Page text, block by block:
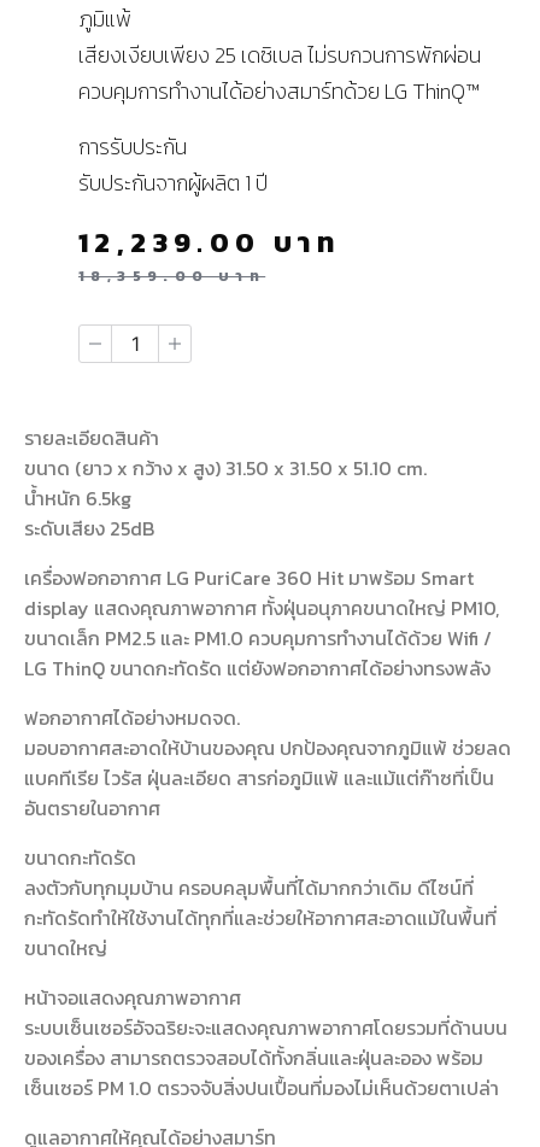
ภูมิแพ้
เสียงเงียบเพียง 25 เดซิเบล ไม่รบกวนการพักผ่อน
ควบคุมการทำงานได้อย่างสมาร์ทด้วย LG ThinQ™
การรับประกัน
รับประกันจากผู้ผลิต 1 ปี
18,359.00บาท
12,239.00 บาท
รายละเอียดสินค้า
ขนาด (ยาว x กว้าง x สูง) 31.50 x 31.50 x 51.10 cm.
น้ำหนัก 6.5kg
ระดับเสียง 25dB
เครื่องฟอกอากาศ LG PuriCare 360 Hit มาพร้อม Smart
display แสดงคุณภาพอากาศ ทั้งฝุ่นอนุภาคขนาดใหญ่ PM10,
ขนาดเล็ก PM2.5 และ PM1.0 ควบคุมการทำงานได้ด้วย Wifi /
LG ThinQ ขนาดกะทัดรัด แต่ยังฟอกอากาศได้อย่างทรงพลัง
ฟอกอากาศได้อย่างหมดจด.
มอบอากาศสะอาดให้บ้านของคุณ ปกป้องคุณจากภูมิแพ้ ช่วยลด
แบคทีเรีย ไวรัส ฝุ่นละเอียด สารก่อภูมิแพ้ และแม้แต่ก๊าซที่เป็น
อันตรายในอากาศ
ขนาดกะทัดรัด
ลงตัวกับทุกมุมบ้าน ครอบคลุมพื้นที่ได้มากกว่าเดิม ดีไซน์ที่
กะทัดรัดทำให้ใช้งานได้ทุกที่และช่วยให้อากาศสะอาดแม้ในพื้นที่
ขนาดใหญ่
หน้าจอแสดงคุณภาพอากาศ
ระบบเซ็นเซอร์อัจฉริยะจะแสดงคุณภาพอากาศโดยรวมที่ด้านบน
ของเครื่อง สามารถตรวจสอบได้ทั้งกลิ่นและฝุ่นละออง พร้อม
เซ็นเซอร์ PM 1.0 ตรวจจับสิ่งปนเปื้อนที่มองไม่เห็นด้วยตาเปล่า
ดูแลอากาศให้คุณได้อย่างสมาร์ท